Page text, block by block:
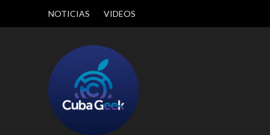
NOTICIAS VIDEOS